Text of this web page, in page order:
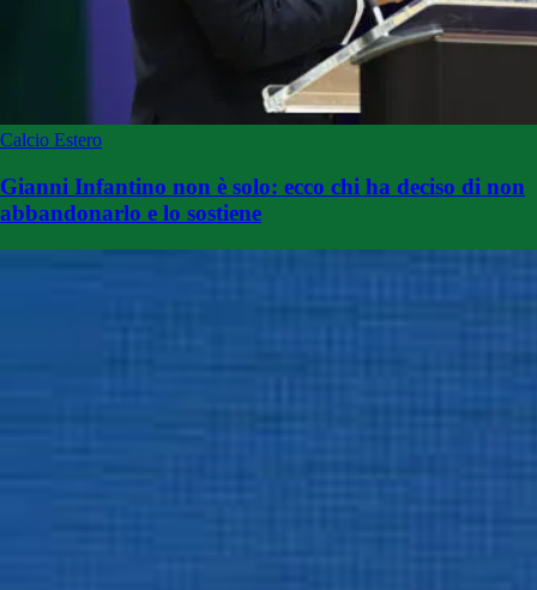
Calcio Estero
Gianni Infantino non è solo: ecco chi ha deciso di non
abbandonarlo e lo sostiene